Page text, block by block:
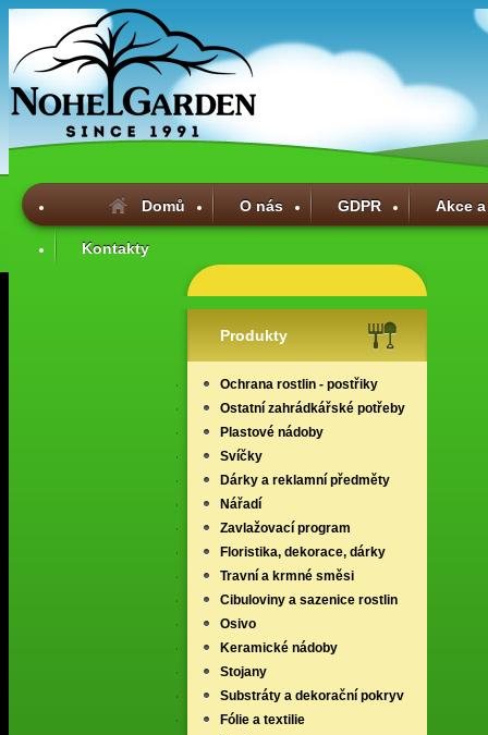
Domů O nás GDPR Akce
Kontakty
Produkty
Ochrana rostlin - postřiky
Ostatní zahrádkářské potřeby
Plastové nádoby
Svíčky
Dárky a reklamní předměty
Nářadí
Zavlažovací program
Floristika, dekorace, dárky
Travní a krmné směsi
Cibuloviny a sazenice rostlin
Osivo
Keramické nádoby
Stojany
Substráty a dekorační pokryv
Fólie a textilie